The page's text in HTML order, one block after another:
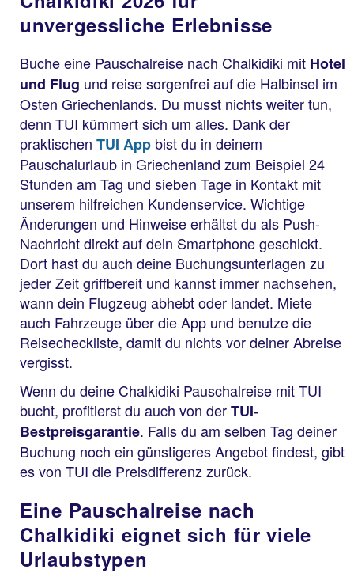
unvergessliche Erlebnisse
Buche eine Pauschalreise nach Chalkidiki mit Hotel
und Flug und reise sorgenfrei auf die Halbinsel im
Osten Griechenlands. Du musst nichts weiter tun,
denn TUI kümmert sich um alles. Dank der
praktischen TUI App bist du in deinem
Pauschalurlaub in Griechenland zum Beispiel 24
Stunden am Tag und sieben Tage in Kontakt mit
unserem hilfreichen Kundenservice. Wichtige
Änderungen und Hinweise erhältst du als Push-
Nachricht direkt auf dein Smartphone geschickt.
Dort hast du auch deine Buchungsunterlagen zu
jeder Zeit griffbereit und kannst immer nachsehen,
wann dein Flugzeug abhebt oder landet. Miete
auch Fahrzeuge über die App und benutze die
Reisecheckliste, damit du nichts vor deiner Abreise
vergisst.
Wenn du deine Chalkidiki Pauschalreise mit TUI
bucht, profitierst du auch von derTUI-
Bestpreisgarantie. Falls du am selben Tag deiner
Buchung noch ein günstigeres Angebot findest, gibt
es von TUI die Preisdifferenz zurück.
Eine Pauschalreise nach
Chalkidiki eignet sich für viele
Urlaubstypen